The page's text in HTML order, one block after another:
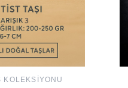
KOLEKSIYONU